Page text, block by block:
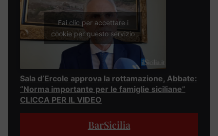
Fai clic per accettare i
cookie per questo servizio
Sala d’Ercole approva la rottamazione, Abbate:
“Norma importante per le famiglie siciliane”
CLICCA PER IL VIDEO
BarSicilia